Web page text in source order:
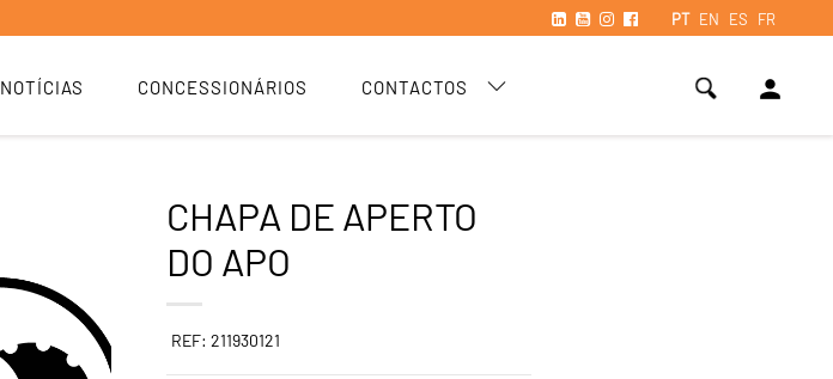
PT EN ES FR
NOTÍCIAS CONCESSIONÁRIOS CONTACTOS person
CHAPA DE APERTO
DO APO
REF: 211930121